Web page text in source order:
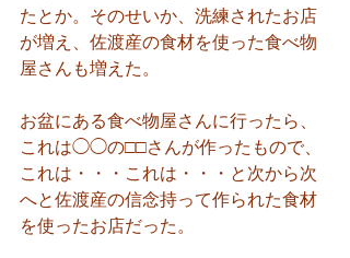
たとか。そのせいか、洗練されたお店
が増え、佐渡産の食材を使った食べ物
屋さんも増えた。
お盆にある食べ物屋さんに行ったら、
これは◯◯の□□さんが作ったもので、
これは・・・これは・・・と次から次
へと佐渡産の信念持って作られた食材
を使ったお店だった。